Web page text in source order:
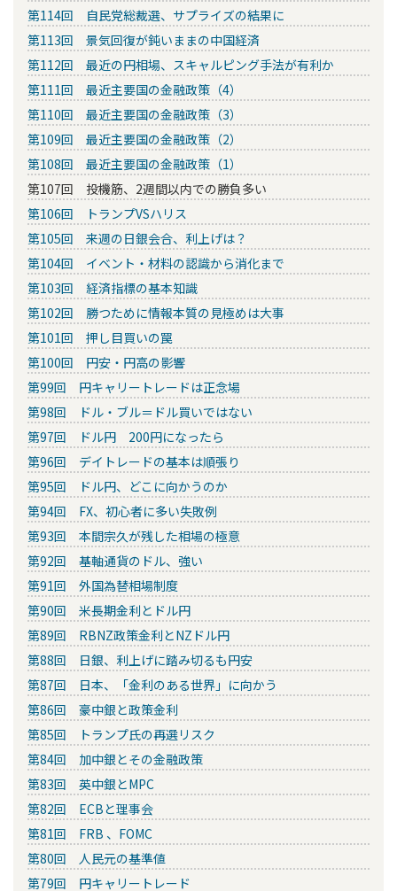
第114回 自民党総裁選、サプライズの結果に
第113回 景気回復が鈍いままの中国経済
第112回 最近の円相場、スキャルピング手法が有利か
第111回 最近主要国の金融政策（4）
第110回 最近主要国の金融政策（3）
第109回 最近主要国の金融政策（2）
第108回 最近主要国の金融政策（1）
第107回 投機筋、2週間以内での勝負多い
第106回 トランプVSハリス
第105回 来週の日銀会合、利上げは？
第104回 イベント・材料の認識から消化まで
第103回 経済指標の基本知識
第102回 勝つために情報本質の見極めは大事
第101回 押し目買いの罠
第100回 円安・円高の影響
第99回 円キャリートレードは正念場
第98回 ドル・ブル＝ドル買いではない
第97回 ドル円 200円になったら
第96回 デイトレードの基本は順張り
第95回 ドル円、どこに向かうのか
第94回 FX、初心者に多い失敗例
第93回 本間宗久が残した相場の極意
第92回 基軸通貨のドル、強い
第91回 外国為替相場制度
第90回 米長期金利とドル円
第89回 RBNZ政策金利とNZドル円
第88回 日銀、利上げに踏み切るも円安
第87回 日本、「金利のある世界」に向かう
第86回 豪中銀と政策金利
第85回 トランプ氏の再選リスク
第84回 加中銀とその金融政策
第83回 英中銀とMPC
第82回 ECBと理事会
第81回 FRB 、FOMC
第80回 人民元の基準値
第79回 円キャリートレード